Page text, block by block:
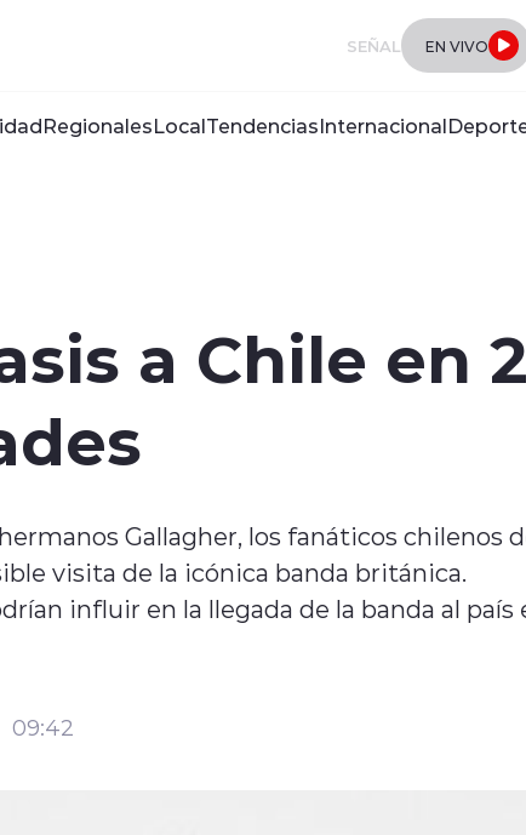
SEÑAL EN VIVO
RegionalesLocalTendenciasInternacional
a Chile en
Gallagher, los fanáticos chilenos
visita de la icónica banda británica.
influir en la llegada de la banda al país
09:42